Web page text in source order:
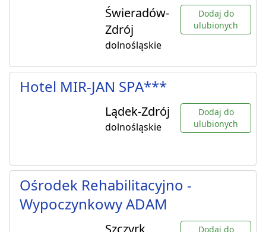
Świeradów-
Zdrój
dolnośląskie
Dodaj do
ulubionych
Hotel MIR-JAN SPA***
Lądek-Zdrój
dolnośląskie
Dodaj do
ulubionych
Ośrodek Rehabilitacyjno -
Wypoczynkowy ADAM
Dodaj do